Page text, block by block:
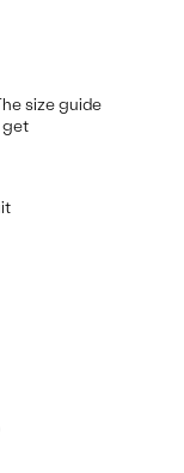
size guide
get